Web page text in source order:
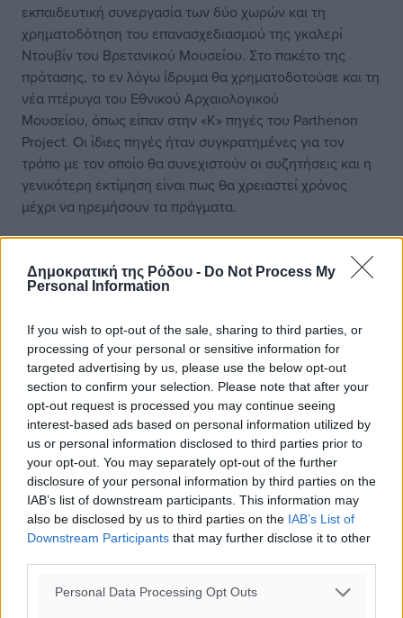
Δημοκρατική της Ρόδου - Do Not Process My
Personal Information
If you wish to opt-out of the sale, sharing to third parties, or
processing of your personal or sensitive information for
targeted advertising by us, please use the below opt-out
section to confirm your selection. Please note that after your
opt-out request is processed you may continue seeing
interest-based ads based on personal information utilized by
us or personal information disclosed to third parties prior to
your opt-out. You may separately opt-out of the further
disclosure of your personal information by third parties on the
IAB’s list of downstream participants. This information may
also be disclosed by us to third parties on the IAB’s List of
Downstream Participants that may further disclose it to other
Personal Data Processing Opt Outs
εκπαιδευτική συνεργασία των δύο χωρών και τη
χρηματοδότηση του επανασχεδιασμού της γκαλερί
Ντουβίν του Βρετανικού Μουσείου. Στο πακέτο της
πρότασης, το εν λόγω ίδρυμα θα χρηματοδοτούσε και τη
νέα πτέρυγα του Εθνικού Αρχαιολογικού
Μουσείου, όπως είπαν στην «Κ» πηγές του Parthenon
Project. Οι ίδιες πηγές ήταν συγκρατημένες για τον
τρόπο με τον οποίο θα συνεχιστούν οι συζητήσεις και η
γενικότερη εκτίμηση είναι πως θα χρειαστεί χρόνος
μέχρι να ηρεμήσουν τα πράγματα.
τον Παρθενώνα συνεχίζονται και είναι
εποικοδομητικές», λέει στην «Κ» εκπρόσωπος του
Ποια είναι όμως αυτή η «συμφωνία» την οποία όλοι
επιθυμούν, αλλά δεν καταφέρνουν; Ο Τζορτζ Οσμπορν
έχει περιγράψει τις αδρές γραμμές σε δημόσιες
παρεμβάσεις του. Στην πιο πρόσφατη από αυτές, στο
δείπνο με τους Trustees, μίλησε για μια συμφωνία που
θα δώσει τη δυνατότητα πολιτιστικών ανταλλαγών με
την ελληνική πλευρά. Σκιαγράφησε και το νομικό
κομμάτι της συμφωνίας των δύο πλευρών, λέγοντας ότι
«αναζητούμε μια συνεργασία με τους Ελληνες φίλους
νόμους που δεν είναι ευθύνη μας να γράψουμε, αλλά